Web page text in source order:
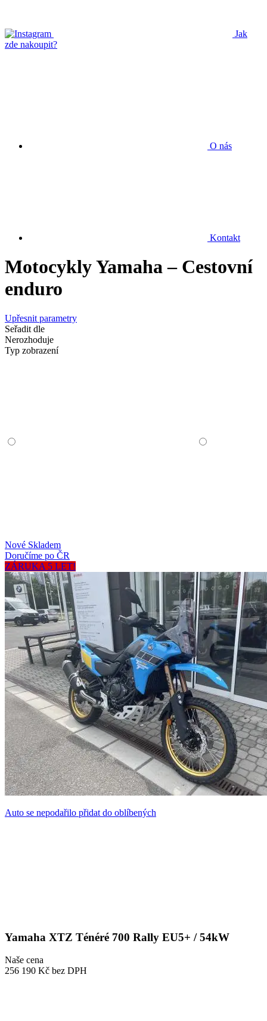
Jak
zde nakoupit?
O nás
Kontakt
Motocykly Yamaha – Cestovní
enduro
Upřesnit parametry
Seřadit dle
Nerozhoduje
Typ zobrazení
Nové Skladem
Doručíme po ČR
ZÁRUKA 5 LET!
Auto se nepodařilo přidat do oblíbených
Yamaha XTZ Ténéré 700 Rally EU5+ / 54kW
Naše cena
256 190 Kč bez DPH